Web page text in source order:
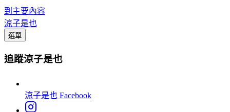
到主要內容
涼子是也
選單
追蹤涼子是也
涼子是也 Facebook